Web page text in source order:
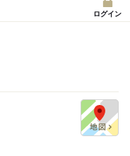
ログイン